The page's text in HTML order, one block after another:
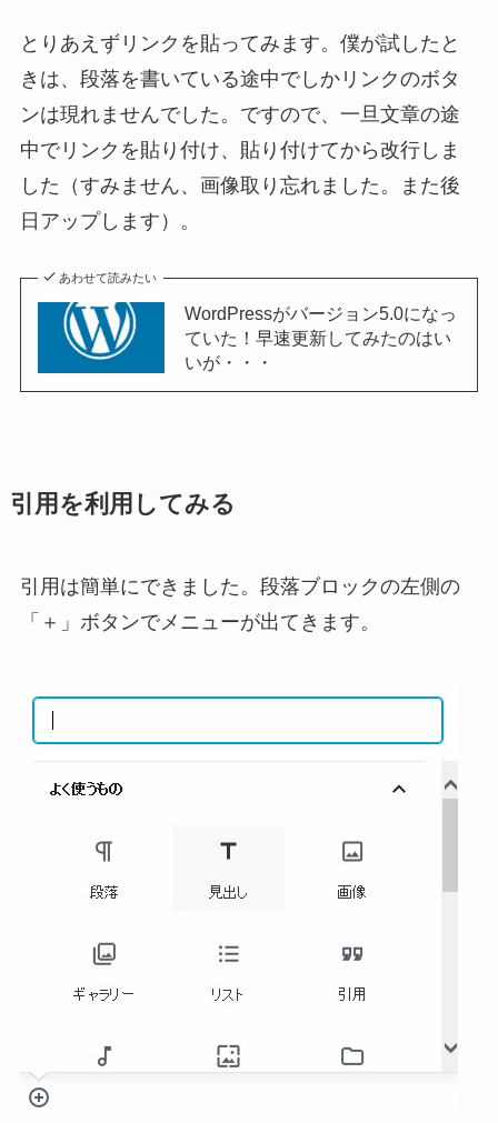
とりあえずリンクを貼ってみます。僕が試したと
きは、段落を書いている途中でしかリンクのボタ
ンは現れませんでした。ですので、一旦文章の途
中でリンクを貼り付け、貼り付けてから改行しま
した（すみません、画像取り忘れました。また後
日アップします）。
あわせて読みたい
WordPressがバージョン5.0になっ
ていた！早速更新してみたのはい
いが・・・
引用を利用してみる
引用は簡単にできました。段落ブロックの左側の
「＋」ボタンでメニューが出てきます。